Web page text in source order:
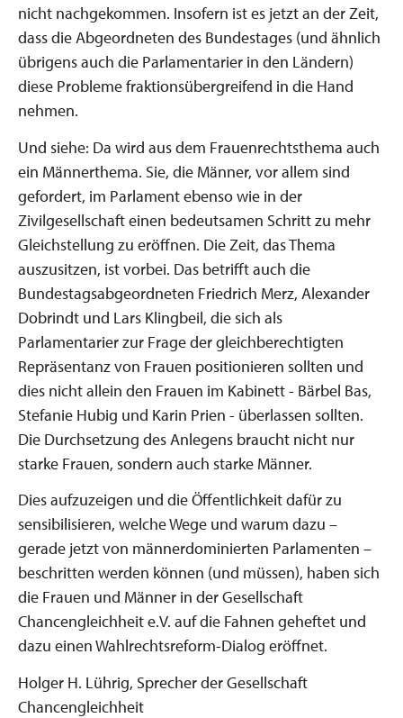
nicht nachgekommen. Insofern ist es jetzt an der Zeit,
dass die Abgeordneten des Bundestages (und ähnlich
übrigens auch die Parlamentarier in den Ländern)
diese Probleme fraktionsübergreifend in die Hand
nehmen.
Und siehe: Da wird aus dem Frauenrechtsthema auch
ein Männerthema. Sie, die Männer, vor allem sind
gefordert, im Parlament ebenso wie in der
Zivilgesellschaft einen bedeutsamen Schritt zu mehr
Gleichstellung zu eröffnen. Die Zeit, das Thema
auszusitzen, ist vorbei. Das betrifft auch die
Bundestagsabgeordneten Friedrich Merz, Alexander
Dobrindt und Lars Klingbeil, die sich als
Parlamentarier zur Frage der gleichberechtigten
Repräsentanz von Frauen positionieren sollten und
dies nicht allein den Frauen im Kabinett - Bärbel Bas,
Stefanie Hubig und Karin Prien - überlassen sollten.
Die Durchsetzung des Anlegens braucht nicht nur
starke Frauen, sondern auch starke Männer.
Dies aufzuzeigen und die Öffentlichkeit dafür zu
sensibilisieren, welche Wege und warum dazu –
gerade jetzt von männerdominierten Parlamenten –
beschritten werden können (und müssen), haben sich
die Frauen und Männer in der Gesellschaft
Chancengleichheit e.V. auf die Fahnen geheftet und
dazu einen Wahlrechtsreform-Dialog eröffnet.
Holger H. Lührig, Sprecher der Gesellschaft
Chancengleichheit